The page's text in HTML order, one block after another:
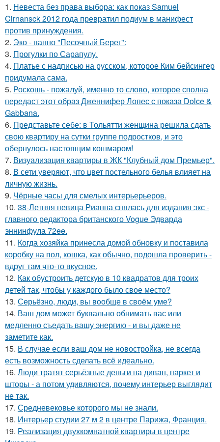
1. Невеста без права выбора: как показ Samuel
Cirnansck 2012 года превратил подиум в манифест
против принуждения.
2. Эко - панно "Песочный Берег":
3. Прогулки по Сарапулу.
4. Платье с надписью на русском, которое Ким бейсингер
придумала сама.
5. Роскошь - пожалуй, именно то слово, которое сполна
передаст этот образ Дженнифер Лопес с показа Dolce &
Gabbana.
6. Представьте себе: в Тольятти женщина решила сдать
свою квартиру на сутки группе подростков, и это
обернулось настоящим кошмаром!
7. Визуализация квартиры в ЖК "Клубный дом Премьер".
8. В сети уверяют, что цвет постельного белья влияет на
личную жизнь.
9. Чёрные часы для смелых интерьерьеров.
10. 38-Летняя певица Рианна снялась для издания экс -
главного редактора британского Vogue Эдварда
эннинфула 72ee.
11. Когда хозяйка принесла домой обновку и поставила
коробку на пол, кошка, как обычно, подошла проверить -
вдруг там что-то вкусное.
12. Как обустроить детскую в 10 квадратов для троих
детей так, чтобы у каждого было свое место?
13. Серьёзно, люди, вы вoобще в своём уме?
14. Ваш дом может буквально обнимать вас или
медленно съедать вашу энергию - и вы даже не
заметите как.
15. В случае если ваш дом не новостройка, не всегда
есть возможность сделать всё идеально.
16. Люди тратят серьёзные деньги на диван, паркет и
шторы - а потом удивляются, почему интерьер выглядит
не так.
17. Средневековье которого мы не знали.
18. Интерьер студии 27 м 2 в центре Парижа, Франция.
19. Реализация двухкомнатной квартиры в центре